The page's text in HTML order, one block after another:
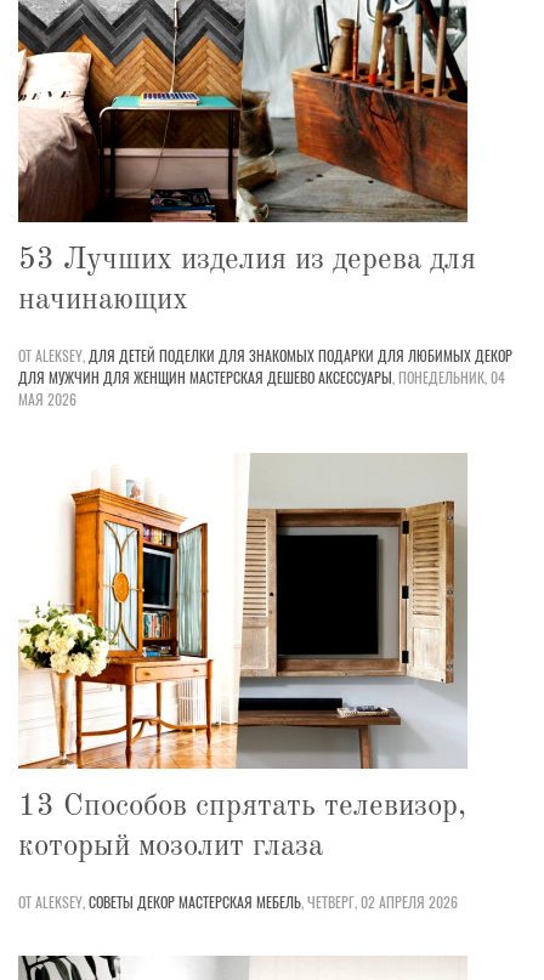
53 Лучших изделия из дерева для
начинающих
ОТ ALEKSEY, ДЛЯ ДЕТЕЙ ПОДЕЛКИ ДЛЯ ЗНАКОМЫХПОДАРКИ ДЛЯ ЛЮБИМЫХ ДЕКОР
ДЛЯ МУЖЧИН ДЛЯ ЖЕНЩИН МАСТЕРСКАЯ ДЕШЕВОАКСЕССУАРЫ,ПОНЕДЕЛЬНИК, 04
МАЯ 2026
13 Способов спрятать телевизор,
который мозолит глаза
ОТ ALEKSEY,СОВЕТЫ ДЕКОРМАСТЕРСКАЯ МЕБЕЛЬ,ЧЕТВЕРГ, 02 АПРЕЛЯ 2026